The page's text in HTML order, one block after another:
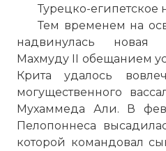
Турецко-египетское
Тем временем на
надвинулась новая
Махмуду II обещанием
Крита удалось
могущественного
Мухаммеда Али. В
Пелопоннеса
которой командовал